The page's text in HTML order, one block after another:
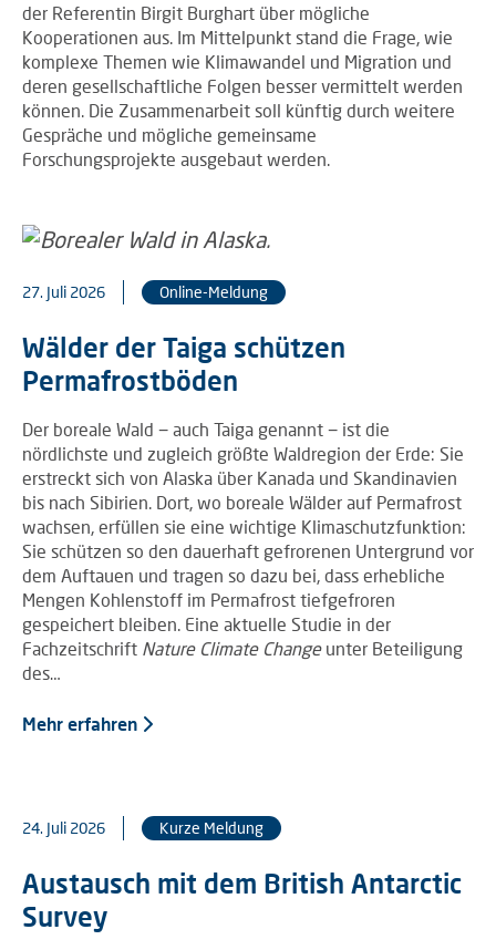
der Referentin Birgit Burghart über mögliche
Kooperationen aus. Im Mittelpunkt stand die Frage, wie
komplexe Themen wie Klimawandel und Migration und
deren gesellschaftliche Folgen besser vermittelt werden
können. Die Zusammenarbeit soll künftig durch weitere
Gespräche und mögliche gemeinsame
Forschungsprojekte ausgebaut werden.
27. Juli 2026 Online-Meldung
Wälder der Taiga schützen
Permafrostböden
Der boreale Wald − auch Taiga genannt − ist die
nördlichste und zugleich größte Waldregion der Erde: Sie
erstreckt sich von Alaska über Kanada und Skandinavien
bis nach Sibirien. Dort, wo boreale Wälder auf Permafrost
wachsen, erfüllen sie eine wichtige Klimaschutzfunktion:
Sie schützen so den dauerhaft gefrorenen Untergrund vor
dem Auftauen und tragen so dazu bei, dass erhebliche
Mengen Kohlenstoff im Permafrost tiefgefroren
gespeichert bleiben. Eine aktuelle Studie in der
Fachzeitschrift Nature Climate Change unter Beteiligung
des…
Mehr erfahren
24. Juli 2026 Kurze Meldung
Austausch mit dem British Antarctic
Survey